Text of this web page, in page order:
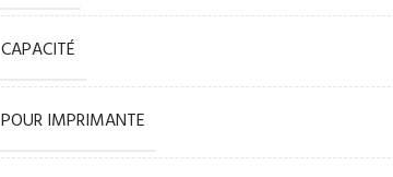
CAPACITÉ
POUR IMPRIMANTE